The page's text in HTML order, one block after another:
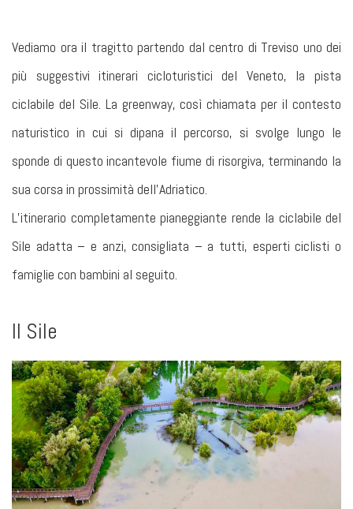
Vediamo ora il tragitto partendo dal centro di Treviso uno dei
più suggestivi itinerari cicloturistici del Veneto, la pista
ciclabile del Sile. La greenway, così chiamata per il contesto
naturistico in cui si dipana il percorso, si svolge lungo le
sponde di questo incantevole fiume di risorgiva, terminando la
sua corsa in prossimità dell’Adriatico.
L’itinerario completamente pianeggiante rende la ciclabile del
Sile adatta – e anzi, consigliata – a tutti, esperti ciclisti o
famiglie con bambini al seguito.
Il Sile